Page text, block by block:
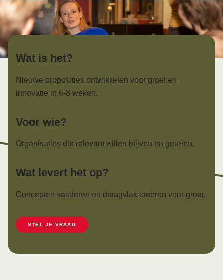
Wat is het?
Nieuwe proposities ontwikkelen voor groei en
innovatie in 6-8 weken.
Voor wie?
Organisaties die relevant willen blijven en groeien.
Wat levert het op?
Concepten valideren en draagvlak creëren voor groei.
STEL JE VRAAG